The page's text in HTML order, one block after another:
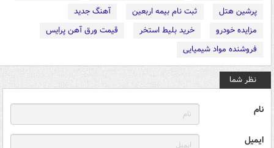
پرشین هتل
ثبت نام بیمه اربعین
آهنگ جدید
مزایده خودرو
خرید بلیط استخر
قیمت ورق آهن پرایس
فروشنده مواد شیمیایی
نظر شما
نام
ایمیل